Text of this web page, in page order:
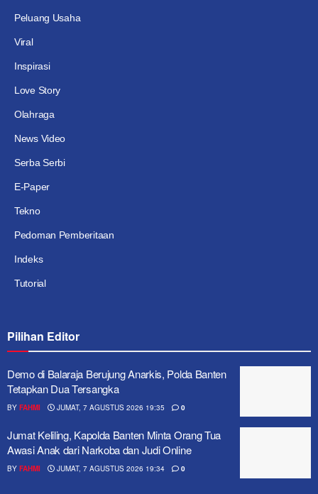
Peluang Usaha
Viral
Inspirasi
Love Story
Olahraga
News Video
Serba Serbi
E-Paper
Tekno
Pedoman Pemberitaan
Indeks
Tutorial
Pilihan Editor
Demo di Balaraja Berujung Anarkis, Polda Banten
Tetapkan Dua Tersangka
BY FAHMI JUMAT, 7 AGUSTUS 2026 19:35 0
Jumat Keliling, Kapolda Banten Minta Orang Tua
Awasi Anak dari Narkoba dan Judi Online
BY FAHMI JUMAT, 7 AGUSTUS 2026 19:34 0